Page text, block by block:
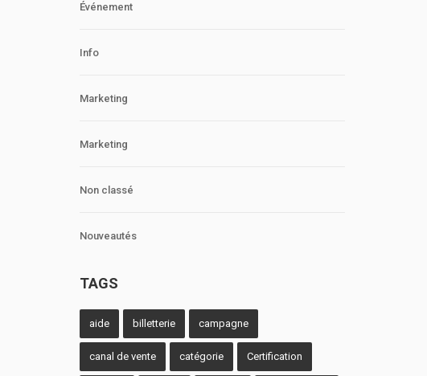
Événement
Info
Marketing
Marketing
Non classé
Nouveautés
TAGS
aide billetterie campagne
canal de vente catégorie Certification